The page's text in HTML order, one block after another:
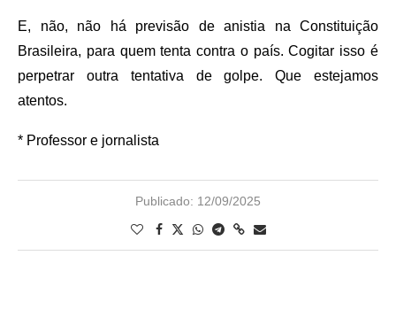
E, não, não há previsão de anistia na Constituição
Brasileira, para quem tenta contra o país. Cogitar isso é
perpetrar outra tentativa de golpe. Que estejamos
atentos.
* Professor e jornalista
Publicado: 12/09/2025